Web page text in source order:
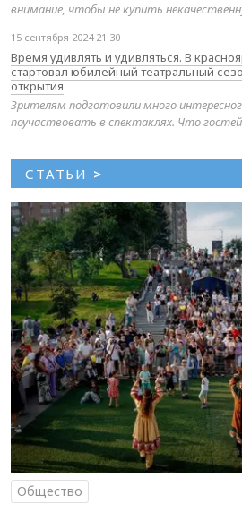
внимание, чтобы не купить
15 сентября 2024 21:30
Время удивлять и удивляться. В
стартовал юбилейный театральный
открытия
Зрителям подготовили много
поучаствовать в спектаклях. Что
СТАТЬИ >
Общество